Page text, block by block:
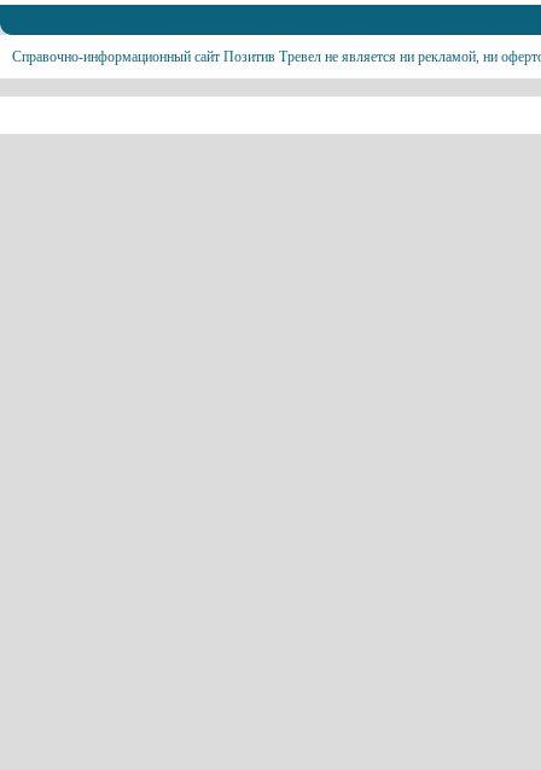
Справочно-информационный сайт Позитив Тревел не является ни рекламой, ни